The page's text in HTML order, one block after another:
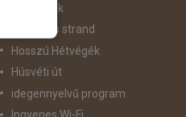
Hegyvidék
Homokos strand
Hosszú Hétvégék
Húsvéti út
idegennyelvű program